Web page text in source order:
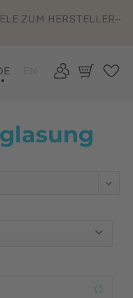
ZUM HERSTELLER-